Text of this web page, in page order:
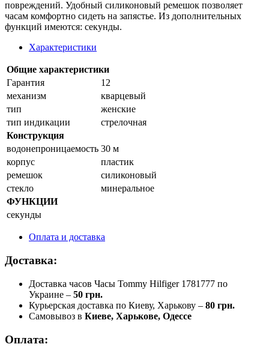
повреждений. Удобный силиконовый ремешок позволяет
часам комфортно сидеть на запястье. Из дополнительных
функций имеются: секунды.
Характеристики
Общие характеристики
Гарантия
12
механизм
кварцевый
тип
женские
тип индикации
стрелочная
Конструкция
водонепроницаемость 30 м
корпус
пластик
ремешок
силиконовый
стекло
минеральное
ФУНКЦИИ
секунды
Оплата и доставка
Доставка:
Доставка часов Часы Tommy Hilfiger 1781777 по
Украине – 50 грн.
Курьерская доставка по Киеву, Харькову – 80 грн.
Самовывоз в Киеве, Харькове, Одессе
Оплата: